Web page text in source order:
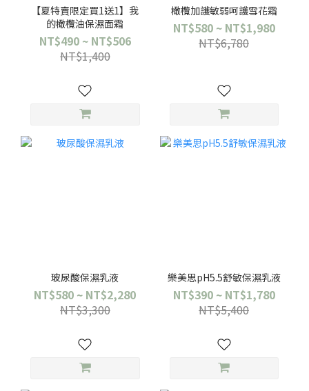
【夏特賣限定買1送1】我
的橄欖油保濕面霜
NT$490 ~ NT$506
NT$1,400
橄欖加護敏弱呵護雪花霜
NT$580 ~ NT$1,980
NT$6,780
玻尿酸保濕乳液
NT$580 ~ NT$2,280
NT$3,300
樂美思pH5.5舒敏保濕乳液
NT$390 ~ NT$1,780
NT$5,400